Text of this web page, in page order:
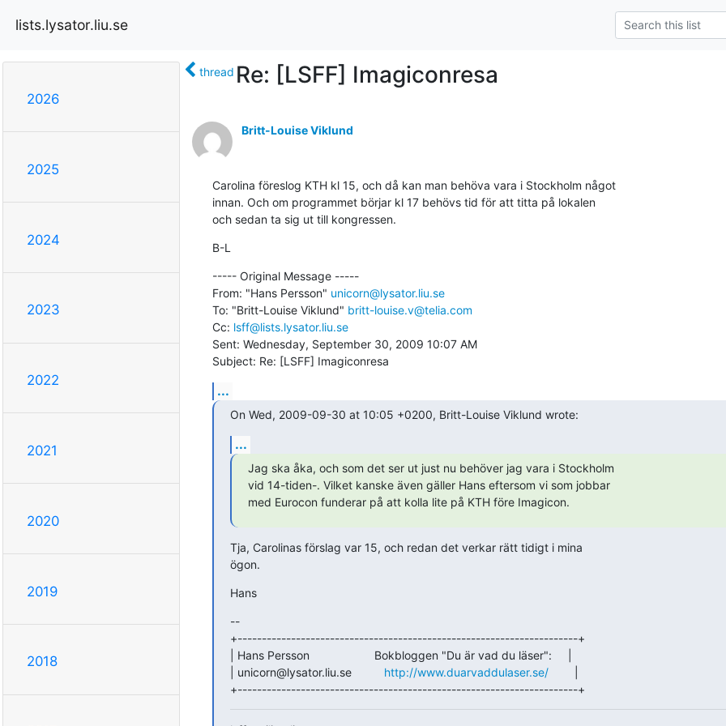
lists.lysator.liu.se
2026
2025
2024
2023
2022
2021
2020
2019
2018
thread Re: [LSFF] Imagiconresa
Britt-Louise Viklund
Carolina föreslog KTH kl 15, och då kan man behöva vara i Stockholm något
innan. Och om programmet börjar kl 17 behövs tid för att titta på lokalen
och sedan ta sig ut till kongressen.
B-L
----- Original Message -----
From: "Hans Persson" unicorn@lysator.liu.se
To: "Britt-Louise Viklund" britt-louise.v@telia.com
Cc: lsff@lists.lysator.liu.se
Sent: Wednesday, September 30, 2009 10:07 AM
Subject: Re: [LSFF] Imagiconresa
...
On Wed, 2009-09-30 at 10:05 +0200, Britt-Louise Viklund wrote:
...
Jag ska åka, och som det ser ut just nu behöver jag vara i Stockholm
vid 14-tiden-. Vilket kanske även gäller Hans eftersom vi som jobbar
med Eurocon funderar på att kolla lite på KTH före Imagicon.
Tja, Carolinas förslag var 15, och redan det verkar rätt tidigt i mina
ögon.
Hans
--
+----------------------------------------------------------------------+
| Hans Persson                    Bokbloggen "Du är vad du läser":     |
| unicorn@lysator.liu.se http://www.duarvaddulaser.se/
        |
+----------------------------------------------------------------------+